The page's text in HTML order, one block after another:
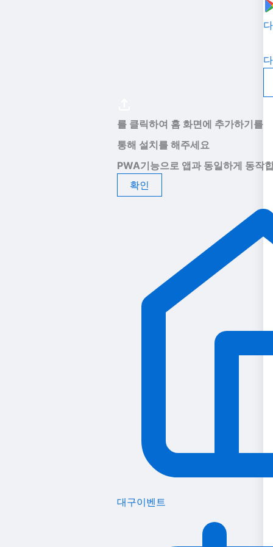
를 클릭하여 홈 화면에 추가하기를
통해 설치를 해주세요
PWA기능으로 앱과 동일하게 동작
확인
대구이벤트